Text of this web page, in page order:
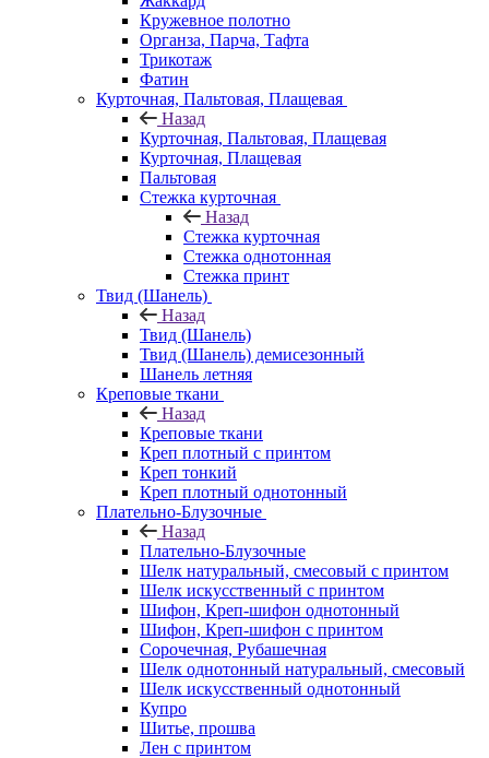
Кружевное полотно
Органза, Парча, Тафта
Трикотаж
Фатин
Курточная, Пальтовая, Плащевая
Назад
Курточная, Пальтовая, Плащевая
Курточная, Плащевая
Пальтовая
Стежка курточная
Назад
Стежка курточная
Стежка однотонная
Стежка принт
Твид (Шанель)
Назад
Твид (Шанель)
Твид (Шанель) демисезонный
Шанель летняя
Креповые ткани
Назад
Креповые ткани
Креп плотный с принтом
Креп тонкий
Креп плотный однотонный
Плательно-Блузочные
Назад
Плательно-Блузочные
Шелк натуральный, смесовый с принтом
Шелк искусственный с принтом
Шифон, Креп-шифон однотонный
Шифон, Креп-шифон с принтом
Сорочечная, Рубашечная
Шелк однотонный натуральный, смесовый
Шелк искусственный однотонный
Купро
Шитье, прошва
Лен с принтом